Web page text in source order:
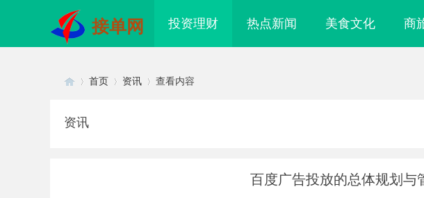
接单网 投资理财 热点新闻 美食文化 商
首页 资讯 查看内容
资讯
百度广告投放的总体规划与